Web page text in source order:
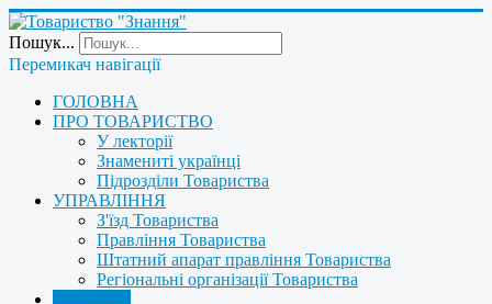
Пошук...
Перемикач навігації
ГОЛОВНА
ПРО ТОВАРИСТВО
У лекторії
Знамениті українці
Підрозділи Товариства
УПРАВЛІННЯ
З'їзд Товариства
Правління Товариства
Штатний апарат правління Товариства
Регіональні організації Товариства